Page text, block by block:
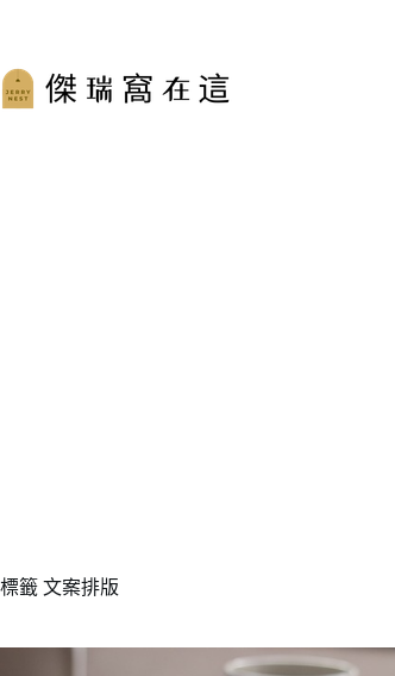
主
要
標籤 文案排版